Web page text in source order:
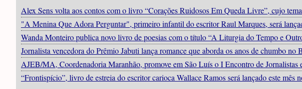
Alex Sens volta aos contos com o livro “Corações Ruidosos Em Queda Livre”, cujo
"A Menina Que Adora Perguntar", primeiro infantil do escritor Raul Marques, será
Wanda Monteiro publica novo livro de poesias com o título “A Liturgia do Tempo e
Jornalista vencedora do Prêmio Jabuti lança romance que aborda os anos de chumbo no
AJEB/MA, Coordenadoria Maranhão, promove em São Luís o I Encontro de Jornalistas
“Frontispício”, livro de estreia do escritor carioca Wallace Ramos será lançado este mês